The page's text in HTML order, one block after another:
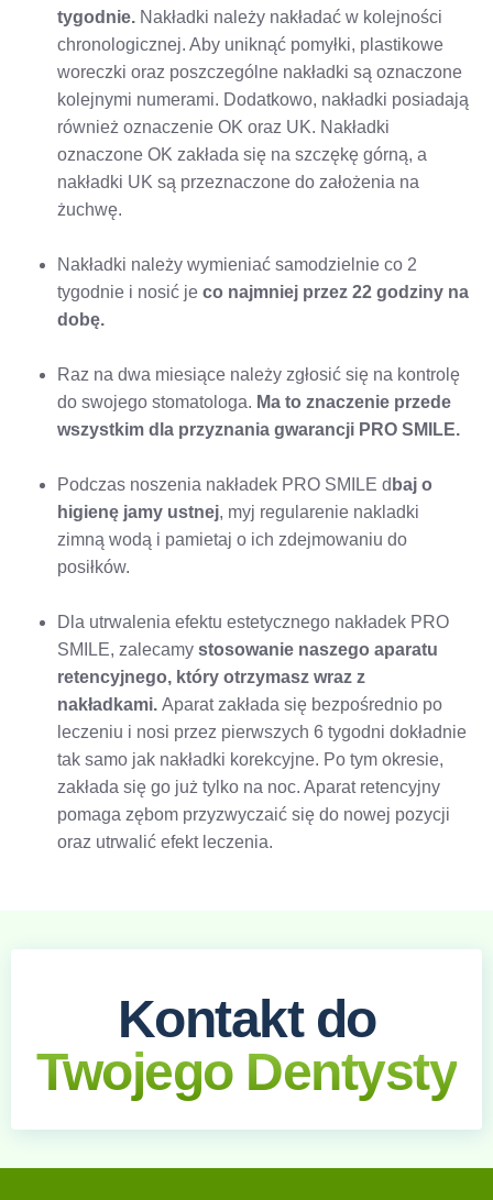
tygodnie. Nakładki należy nakładać w kolejności
chronologicznej. Aby uniknąć pomyłki, plastikowe
woreczki oraz poszczególne nakładki są oznaczone
kolejnymi numerami. Dodatkowo, nakładki posiadają
również oznaczenie OK oraz UK. Nakładki
oznaczone OK zakłada się na szczękę górną, a
nakładki UK są przeznaczone do założenia na
żuchwę.
Nakładki należy wymieniać samodzielnie co 2
tygodnie i nosić je co najmniej przez 22 godziny na
dobę.
Raz na dwa miesiące należy zgłosić się na kontrolę
do swojego stomatologa. Ma to znaczenie przede
wszystkim dla przyznania gwarancji PRO SMILE.
Podczas noszenia nakładek PRO SMILE d baj o
higienę jamy ustnej, myj regularenie nakladki
zimną wodą i pamietaj o ich zdejmowaniu do
posiłków.
Dla utrwalenia efektu estetycznego nakładek PRO
SMILE, zalecamy stosowanie naszego aparatu
retencyjnego, który otrzymasz wraz z
nakładkami. Aparat zakłada się bezpośrednio po
leczeniu i nosi przez pierwszych 6 tygodni dokładnie
tak samo jak nakładki korekcyjne. Po tym okresie,
zakłada się go już tylko na noc. Aparat retencyjny
pomaga zębom przyzwyczaić się do nowej pozycji
oraz utrwalić efekt leczenia.
Kontakt do
Twojego Dentysty